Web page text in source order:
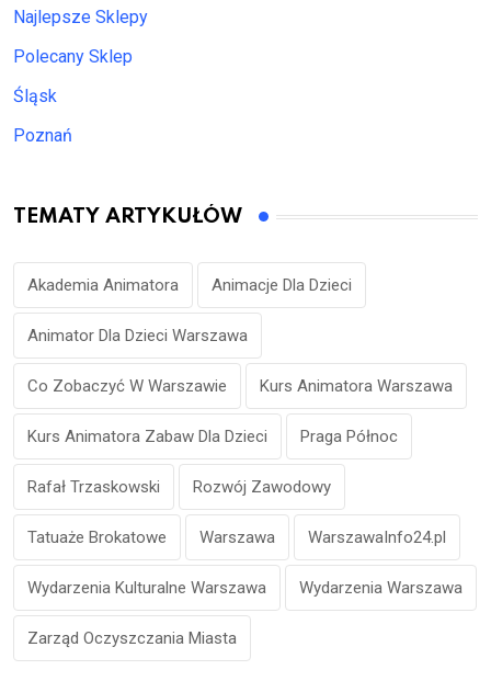
Najlepsze Sklepy
Polecany Sklep
Śląsk
Poznań
TEMATY ARTYKUŁÓW
Akademia Animatora Animacje Dla Dzieci
Animator Dla Dzieci Warszawa
Co Zobaczyć W Warszawie Kurs Animatora Warszawa
Kurs Animatora Zabaw Dla Dzieci Praga Północ
Rafał Trzaskowski Rozwój Zawodowy
Tatuaże Brokatowe Warszawa WarszawaInfo24.pl
Wydarzenia Kulturalne Warszawa Wydarzenia Warszawa
Zarząd Oczyszczania Miasta